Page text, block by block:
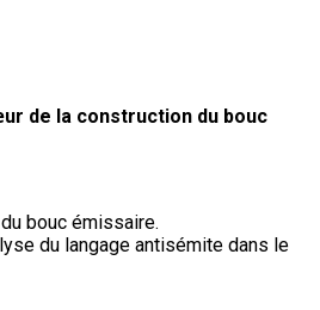
de la construction du bouc
bouc émissaire.
du langage antisémite dans le